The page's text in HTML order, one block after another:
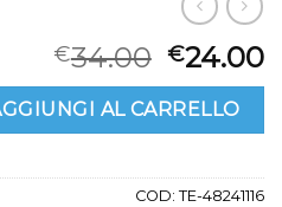
€34.00 €24.00
quantitàAL CARRELLO
COD: TE-48241116